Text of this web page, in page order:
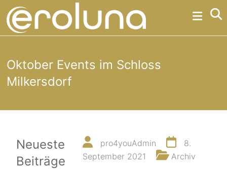
Skip
to
content
Eroluna
Erotikpartys
erotische
Partys
und
Erotische
Partys
Oktober Events im Schloss
Milkersdorf
pro4youAdmin
8.
September 2021
Archiv
Neueste
Beiträge